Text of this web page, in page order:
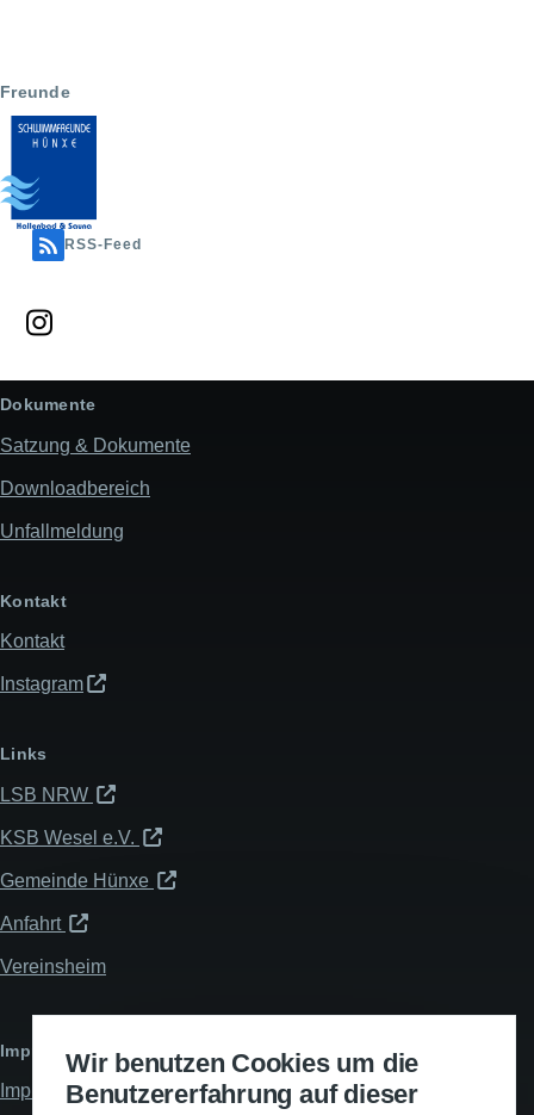
Wir benutzen Cookies um die
Benutzererfahrung auf dieser
Freunde
RSS-Feed
Dokumente
Satzung & Dokumente
Downloadbereich
Unfallmeldung
Kontakt
Kontakt
Instagram
Links
LSB NRW
KSB Wesel e.V.
Gemeinde Hünxe
Anfahrt
Vereinsheim
Impressum & Datenschutz
Impressum